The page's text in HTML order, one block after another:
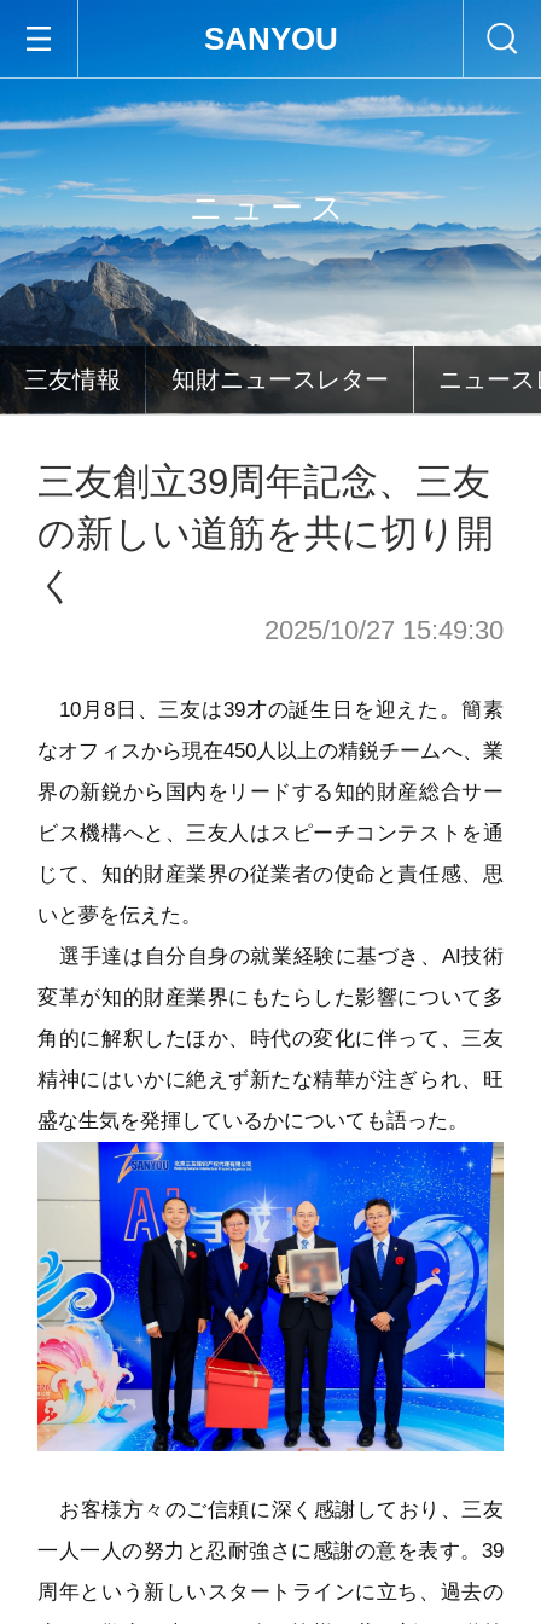
SANYOU
ニュース
三友情報 知財ニュースレター ニュー
三友創立39周年記念、三友
の新しい道筋を共に切り開
く
2025/10/27 15:49:30
10月8日、三友は39才の誕生日を迎えた。簡素
なオフィスから現在450人以上の精鋭チームへ、業
界の新鋭から国内をリードする知的財産総合サー
ビス機構へと、三友人はスピーチコンテストを通
じて、知的財産業界の従業者の使命と責任感、思
いと夢を伝えた。
選手達は自分自身の就業経験に基づき、AI技術
変革が知的財産業界にもたらした影響について多
角的に解釈したほか、時代の変化に伴って、三友
精神にはいかに絶えず新たな精華が注ぎられ、旺
盛な生気を発揮しているかについても語った。
お客様方々のご信頼に深く感謝しており、三友
一人一人の努力と忍耐強さに感謝の意を表す。39
周年という新しいスタートラインに立ち、過去の